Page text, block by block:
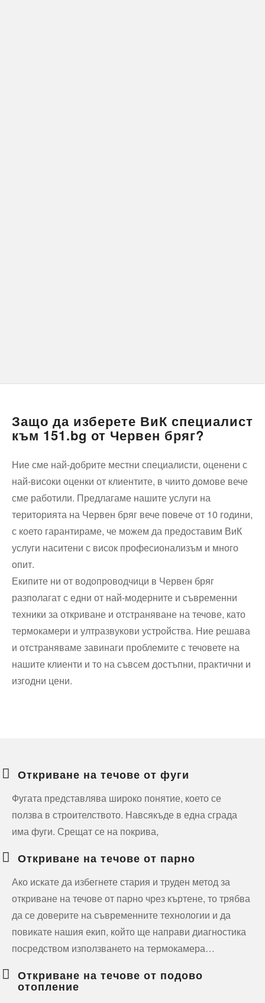
Защо да изберете ВиК специалист
към 151.bg от Червен бряг?
Ние сме най-добрите местни специалисти, оценени с
най-високи оценки от клиентите, в чиито домове вече
сме работили. Предлагаме нашите услуги на
територията на Червен бряг вече повече от 10 години,
с което гарантираме, че можем да предоставим ВиК
услуги наситени с висок професионализъм и много
опит.
Екипите ни от водопроводчици в Червен бряг
разполагат с едни от най-модерните и съвременни
техники за откриване и отстраняване на течове, като
термокамери и ултразвукови устройства. Ние решава
и отстраняваме завинаги проблемите с течовете на
нашите клиенти и то на съвсем достъпни, практични и
изгодни цени.
Откриване на течове от фуги
Фугата представлява широко понятие, което се
ползва в строителството. Навсякъде в една сграда
има фуги. Срещат се на покрива,
Откриване на течове от парно
Ако искате да избегнете стария и труден метод за
откриване на течове от парно чрез къртене, то трябва
да се доверите на съвременните технологии и да
повикате нашия екип, който ще направи диагностика
посредством използването на термокамера…
Откриване на течове от подово
отопление